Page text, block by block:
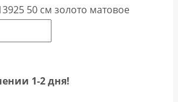
50 см золото матовое
1-2 дня!